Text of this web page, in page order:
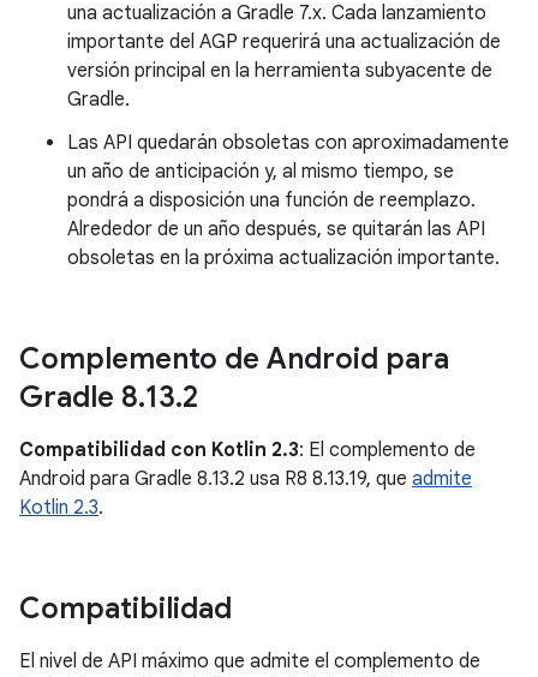
una actualización a Gradle 7.x. Cada lanzamiento
importante del AGP requerirá una actualización de
versión principal en la herramienta subyacente de
Gradle.
Las API quedarán obsoletas con aproximadamente
un año de anticipación y, al mismo tiempo, se
pondrá a disposición una función de reemplazo.
Alrededor de un año después, se quitarán las API
obsoletas en la próxima actualización importante.
Complemento de Android para
Gradle 8.13.2
Compatibilidad con Kotlin 2.3: El complemento de
Android para Gradle 8.13.2 usa R8 8.13.19, que admite
Kotlin 2.3.
Compatibilidad
El nivel de API máximo que admite el complemento de